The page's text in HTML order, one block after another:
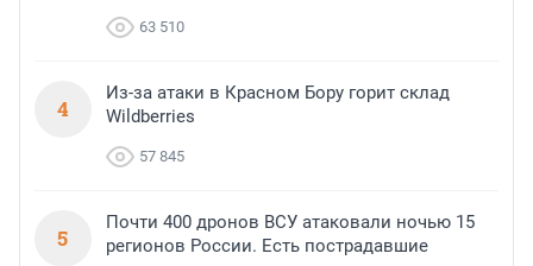
63 510
4
Из-за атаки в Красном Бору горит склад
Wildberries
57 845
5
Почти 400 дронов ВСУ атаковали ночью 15
регионов России. Есть пострадавшие